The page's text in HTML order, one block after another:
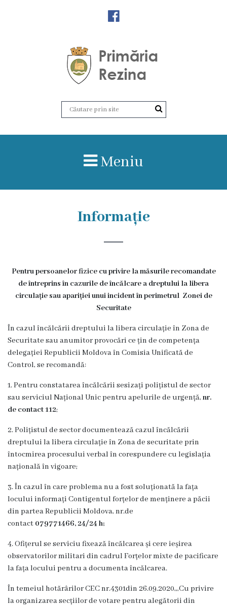
Amalgamare
Zile
audiență
Primarul
primăriei
primarului
Dispozițiile
primarului
Plăți
salariale
încasate
Întreprinderi
subordonate
Meniu
Informație
Pentru persoanelor fizice cu privire la măsurile recomandate
de întreprins în cazurile de încălcare a dreptului la libera
circulație sau apariției unui incident în perimetrul Zonei de
Securitate
În cazul încălcării dreptului la libera circulație în Zona de
Securitate sau anumitor provocări ce țin de competența
delegației Republicii Moldova în Comisia Unificată de
Control, se recomandă:
1. Pentru constatarea încălcării sesizați polițistul de sector
sau serviciul Național Unic pentru apelurile de urgență, nr.
de contact 112;
2. Polițistul de sector documentează cazul încălcării
dreptului la libera circulație în Zona de securitate prin
întocmirea procesului verbal în corespundere cu legislația
națională în vigoare;
3. În cazul în care problema nu a fost soluționată la fața
locului informați Contigentul forțelor de menținere a păcii
din partea Republicii Moldova, nr.de
contact 079771466, 24/24 h;
4. Ofițerul se serviciu fixează încălcarea și cere ieșirea
observatorilor militari din cadrul Forțelor mixte de pacificare
la fața locului pentru a documenta încălcarea.
În temeiul hotărârilor CEC nr.4301din 26.09.2020,,,Cu privire
la organizarea secțiilor de votare pentru alegătorii din